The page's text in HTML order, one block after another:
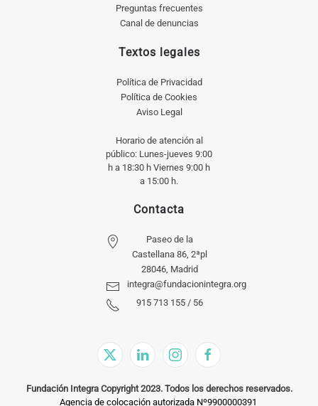
Preguntas frecuentes
Canal de denuncias
Textos legales
Política de Privacidad
Política de Cookies
Aviso Legal
Horario de atención al
público: Lunes-jueves 9:00
h a 18:30 h Viernes 9:00 h
a 15:00 h.
Contacta
Paseo de la
Castellana 86, 2ªpl
28046, Madrid
integra@fundacionintegra.org
915 713 155 / 56
Fundación Integra Copyright 2023. Todos los derechos reservados.
Agencia de colocación autorizada Nº9900000391